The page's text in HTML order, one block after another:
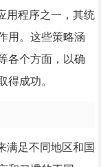
用程序之一，其统
用。这些策略涵
各个方面，以确
得成功。
满足不同地区和国